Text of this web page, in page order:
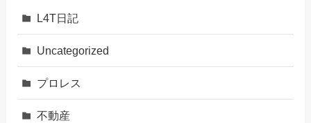
L4T日記
Uncategorized
プロレス
不動産